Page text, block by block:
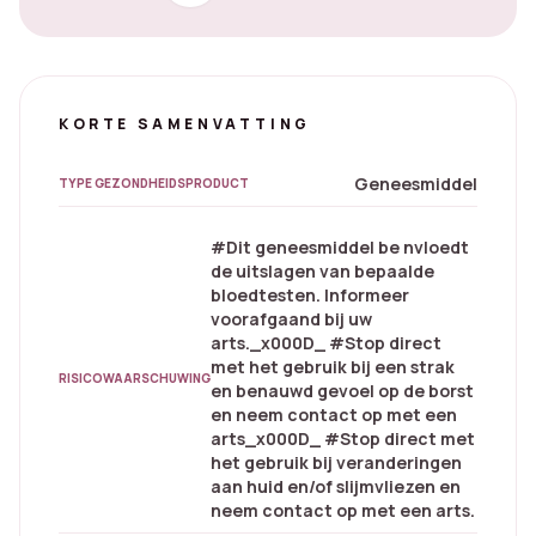
KORTE SAMENVATTING
TYPE GEZONDHEIDSPRODUCT Geneesmiddel
RISICOWAARSCHUWING
#Dit geneesmiddel be nvloedt
de uitslagen van bepaalde
bloedtesten. Informeer
voorafgaand bij uw
arts._x000D_ #Stop direct
met het gebruik bij een strak
en benauwd gevoel op de borst
en neem contact op met een
arts_x000D_ #Stop direct met
het gebruik bij veranderingen
aan huid en/of slijmvliezen en
neem contact op met een arts.